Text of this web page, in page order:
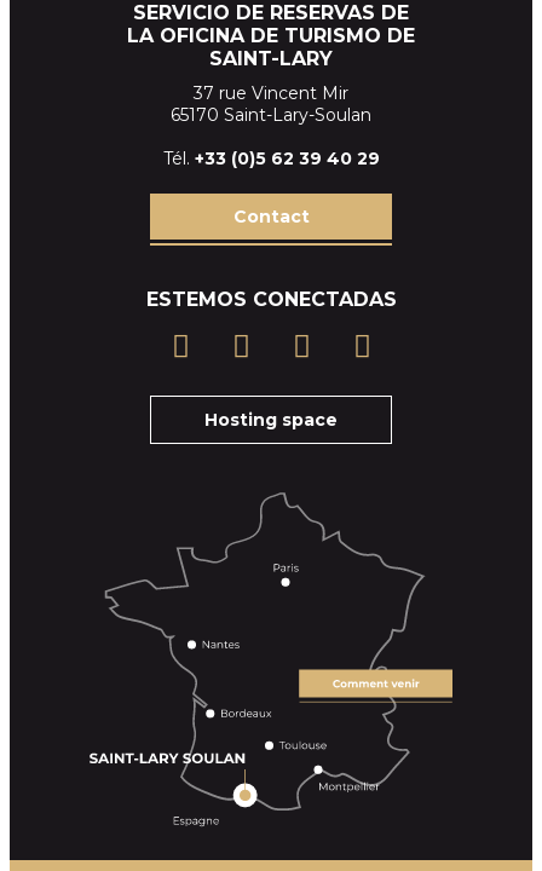
SERVICIO DE RESERVAS DE
LA OFICINA DE TURISMO DE
SAINT-LARY
37 rue Vincent Mir
65170 Saint-Lary-Soulan
Tél. +33 (0)5 62 39 40 29
Contact
ESTEMOS CONECTADAS
Hosting space